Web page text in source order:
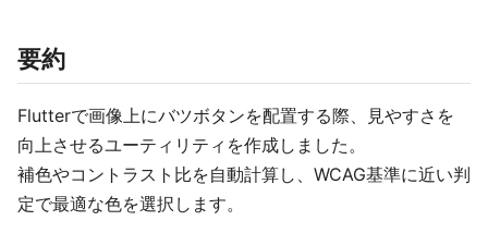
要約
Flutterで画像上にバツボタンを配置する際、見やすさを
向上させるユーティリティを作成しました。
補色やコントラスト比を自動計算し、WCAG基準に近い判
定で最適な色を選択します。